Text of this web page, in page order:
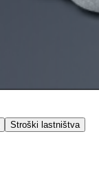
Stroški lastništva